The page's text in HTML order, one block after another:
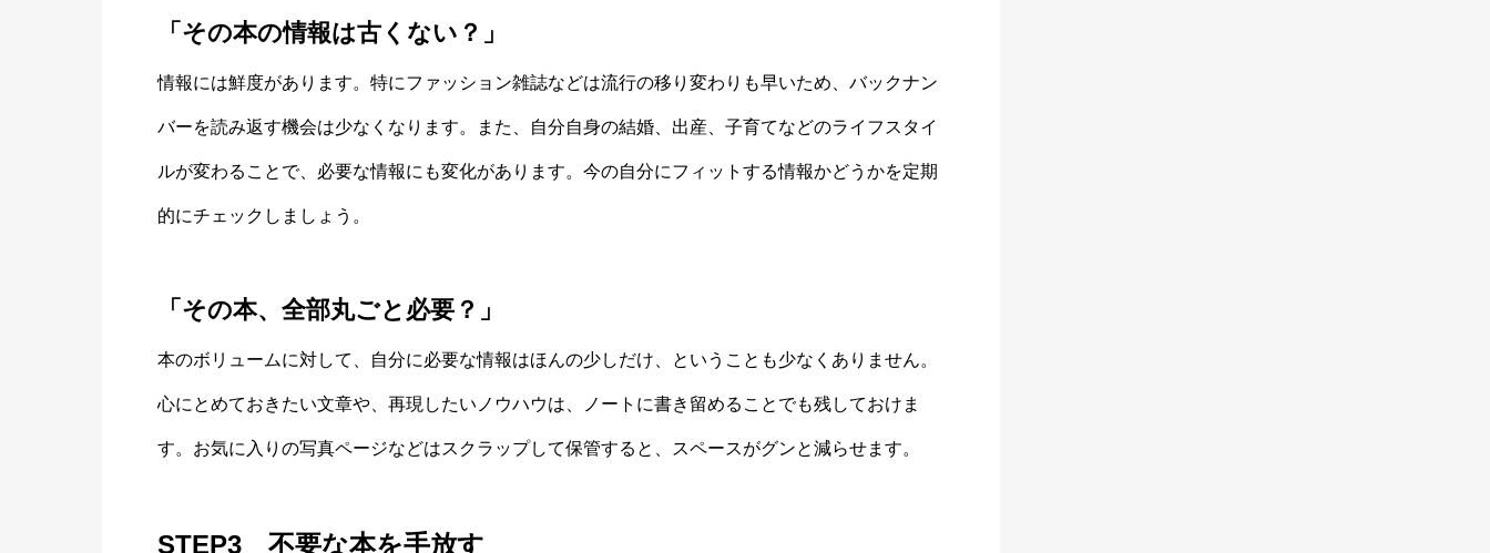
「その本の情報は古くない？」
情報には鮮度があります。特にファッション雑誌などは流行の移り変わりも早いため、バックナン
バーを読み返す機会は少なくなります。また、自分自身の結婚、出産、子育てなどのライフスタイ
ルが変わることで、必要な情報にも変化があります。今の自分にフィットする情報かどうかを定期
的にチェックしましょう。
「その本、全部丸ごと必要？」
本のボリュームに対して、自分に必要な情報はほんの少しだけ、ということも少なくありません。
心にとめておきたい文章や、再現したいノウハウは、ノートに書き留めることでも残しておけま
す。お気に入りの写真ページなどはスクラップして保管すると、スペースがグンと減らせます。
STEP3 不要な本を手放す